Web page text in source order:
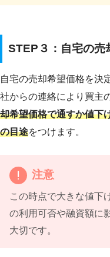
STEP３：自宅の売
自宅の売却希望価格を決
社からの連絡により買主
却希望価格で通すか値下
の目途をつけます。
注意
この時点で大きな値下
の利用可否や融資額に
大切です。